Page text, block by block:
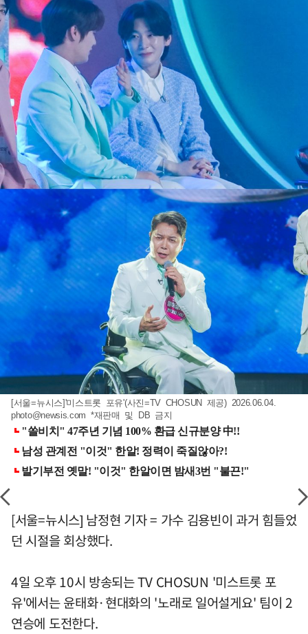
[서울=뉴시스]'미스트롯 포유'(사진=TV CHOSUN 제공) 2026.06.04.
photo@newsis.com *재판매 및 DB 금지
[서울=뉴시스] 남정현 기자 = 가수 김용빈이 과거 힘들었
던 시절을 회상했다.
4일 오후 10시 방송되는 TV CHOSUN '미스트롯 포
유'에서는 윤태화·현대화의 '노래로 일어설게요' 팀이 2
연승에 도전한다.